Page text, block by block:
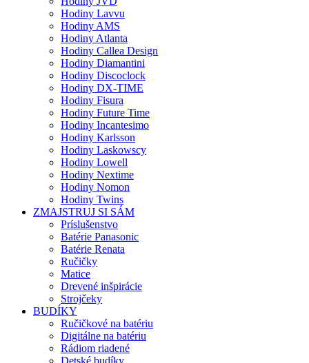
Hodiny Lavvu
Hodiny AMS
Hodiny Atlanta
Hodiny Callea Design
Hodiny Diamantini
Hodiny Discoclock
Hodiny DX-TIME
Hodiny Fisura
Hodiny Future Time
Hodiny Incantesimo
Hodiny Karlsson
Hodiny Laskowscy
Hodiny Lowell
Hodiny Nextime
Hodiny Nomon
Hodiny Twins
ZMAJSTRUJ SI SÁM
Príslušenstvo
Batérie Panasonic
Batérie Renata
Ručičky
Matice
Drevené inšpirácie
Strojčeky
BUDÍKY
Ručičkové na batériu
Digitálne na batériu
Rádiom riadené
Detské budíky